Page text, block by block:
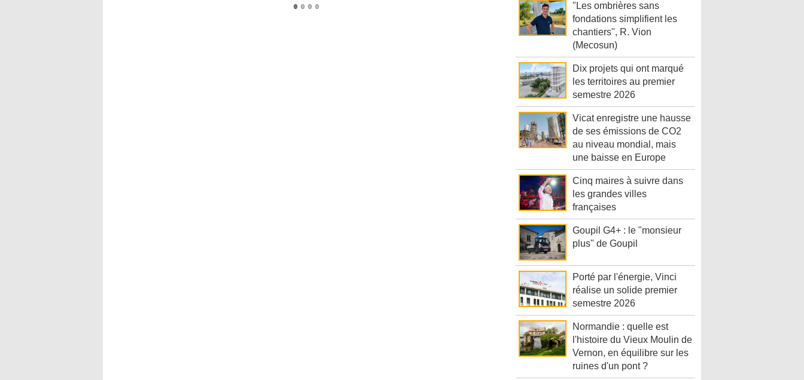
"Les ombrières sans
fondations simplifient les
chantiers", R. Vion
(Mecosun)
Dix projets qui ont marqué
les territoires au premier
semestre 2026
Vicat enregistre une hausse
de ses émissions de CO2
au niveau mondial, mais
une baisse en Europe
Cinq maires à suivre dans
les grandes villes
françaises
Goupil G4+ : le "monsieur
plus" de Goupil
Porté par l'énergie, Vinci
réalise un solide premier
semestre 2026
Normandie : quelle est
l'histoire du Vieux Moulin de
Vernon, en équilibre sur les
ruines d'un pont ?